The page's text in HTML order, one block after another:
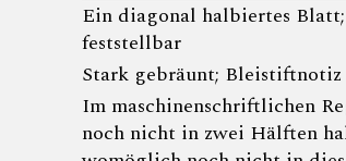
Ein diagonal halbiertes
feststellbar
Stark gebräunt; Bleistiftnotiz
Im maschinenschriftlichen
noch nicht in zwei Hälften